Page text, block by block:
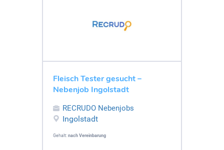
Fleisch Tester gesucht –
Nebenjob Ingolstadt
RECRUDO Nebenjobs
Ingolstadt
Gehalt: nach Vereinbarung